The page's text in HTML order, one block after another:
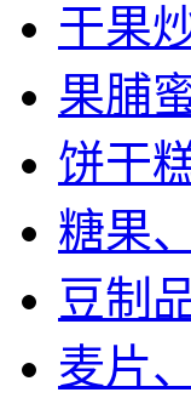
干果
果脯
饼干
糖果
豆制
麦片